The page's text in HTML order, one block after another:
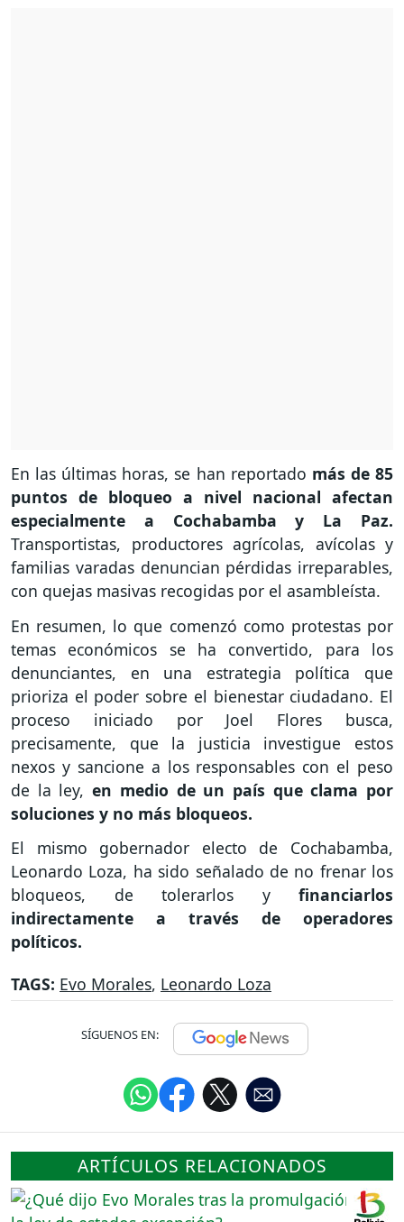
En las últimas horas, se han reportado más de 85
puntos de bloqueo a nivel nacional afectan
especialmente a Cochabamba y La Paz.
Transportistas, productores agrícolas, avícolas y
familias varadas denuncian pérdidas irreparables,
con quejas masivas recogidas por el asambleísta.
En resumen, lo que comenzó como protestas por
temas económicos se ha convertido, para los
denunciantes, en una estrategia política que
prioriza el poder sobre el bienestar ciudadano. El
proceso iniciado por Joel Flores busca,
precisamente, que la justicia investigue estos
nexos y sancione a los responsables con el peso
de la ley,en medio de un país que clama por
soluciones y no más bloqueos.
El mismo gobernador electo de Cochabamba,
Leonardo Loza, ha sido señalado de no frenar los
bloqueos, de tolerarlos y financiarlos
indirectamente a través de operadores
políticos.
TAGS: Evo Morales, Leonardo Loza
SÍGUENOS EN:
ARTÍCULOS RELACIONADOS